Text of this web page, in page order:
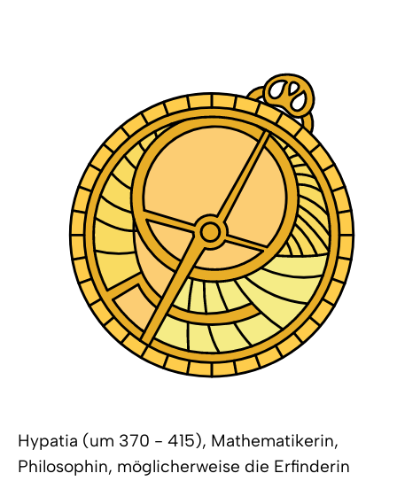
Hypatia (um 370 - 415), Mathematikerin,
Philosophin, möglicherweise die Erfinderin